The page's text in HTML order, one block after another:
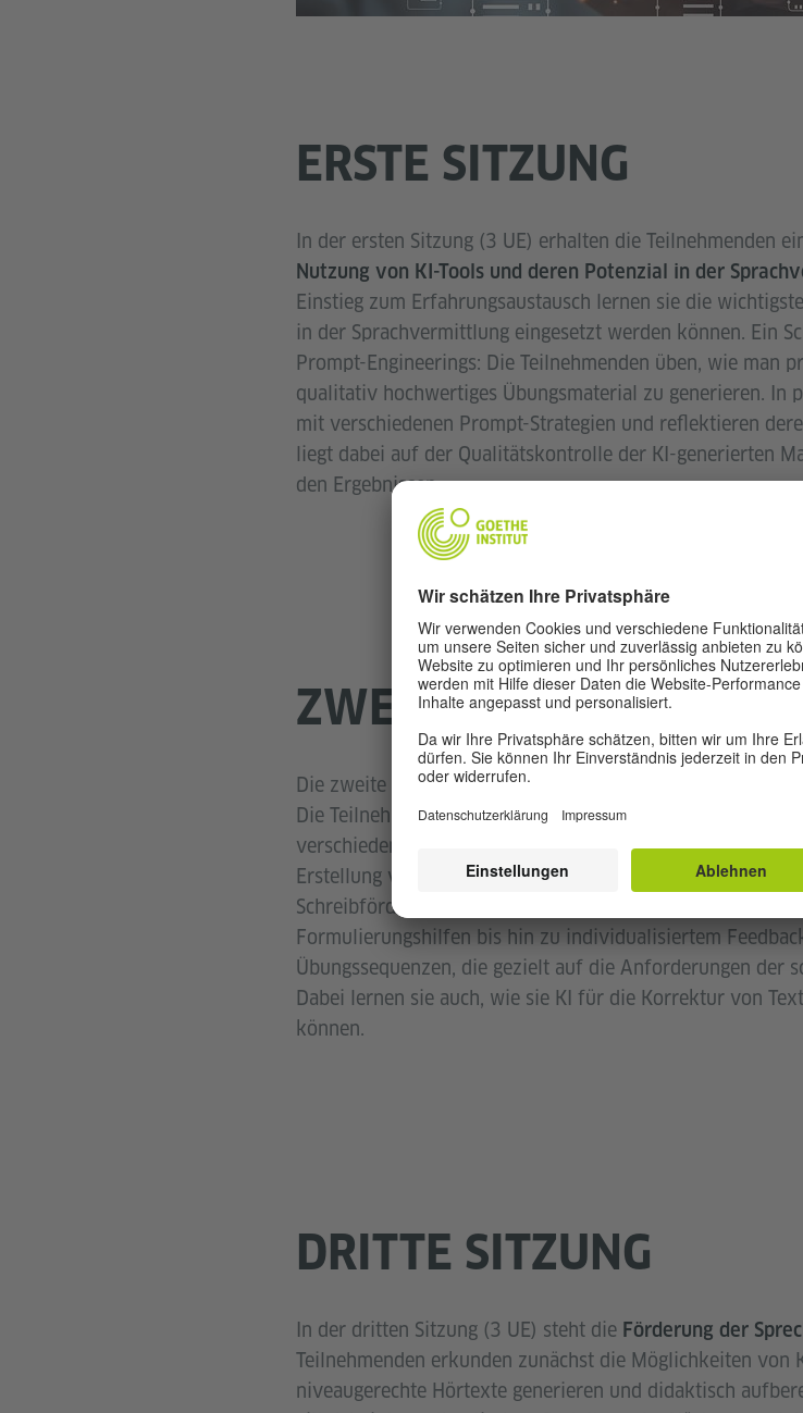
ERSTE SITZUNG
In der ersten Sitzung (3 UE) erhalten die Teilnehmenden
Nutzung von KI-Tools und deren Potenzial in der
Einstieg zum Erfahrungsaustausch lernen sie die
in der Sprachvermittlung eingesetzt werden können. Ein
Prompt-Engineerings: Die Teilnehmenden üben, wie man
qualitativ hochwertiges Übungsmaterial zu generieren. In
mit verschiedenen Prompt-Strategien und reflektieren
liegt dabei auf der Qualitätskontrolle der KI-generierten
den Ergebnissen.
ZWEITE SITZUNG
Die zweite Sitzung (3 UE) widmet sich der
Die Teilnehmenden lernen, wie sie mit KI differenzierte
verschiedene Niveaustufen erstellen können. Sie
Erstellung von Leseverständnisaufgaben. Im Bereich
Schreibförderung unterstützen kann: von der
Formulierungshilfen bis hin zu individualisiertem
Übungssequenzen, die gezielt auf die Anforderungen der
Dabei lernen sie auch, wie sie KI für die Korrektur von
können.
DRITTE SITZUNG
In der dritten Sitzung (3 UE) steht die Förderung der
Teilnehmenden erkunden zunächst die Möglichkeiten von
niveaugerechte Hörtexte generieren und didaktisch